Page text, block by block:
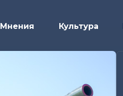
Мнения Культура